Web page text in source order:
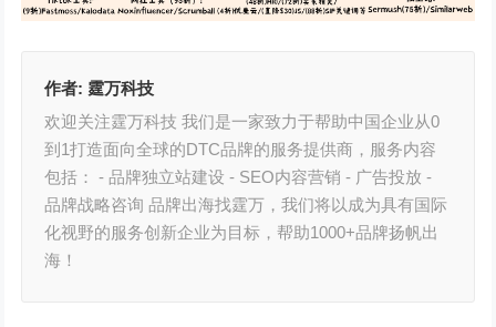
作者: 霆万科技
欢迎关注霆万科技 我们是一家致力于帮助中国企业从0
到1打造面向全球的DTC品牌的服务提供商，服务内容
包括： - 品牌独立站建设 - SEO内容营销 - 广告投放 -
品牌战略咨询 品牌出海找霆万，我们将以成为具有国际
化视野的服务创新企业为目标，帮助1000+品牌扬帆出
海！